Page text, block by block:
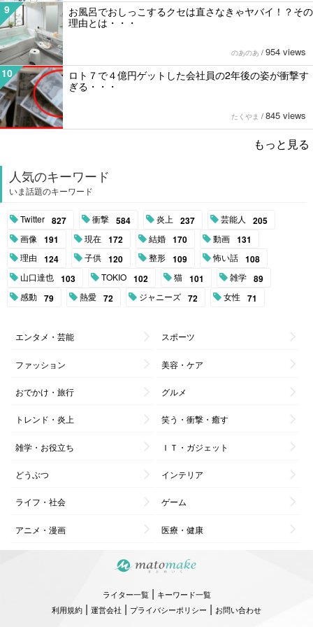
9
お風呂でおしっこするクセは直さなきゃヤバイ！？その
理由とは・・・
のあのあ / 954 views
10
ロト７で４億円ゲットした会社員の2年後の姿が衝撃す
ぎる・・・
たくやま / 845 views
もっと見る
人気のキーワード
いま話題のキーワード
Twitter 827 衝撃 584 炎上 237 芸能人 205
画像 191 現在 172 結婚 170 動画 131
理由 124 子供 120 整形 109 怖い話 108
山口達也 103 TOKIO 102 猫 101 雑学 89
感動 79 熱愛 72 ジャニーズ 72 女性 71
エンタメ・芸能 スポーツ
ファッション 美容・ケア
おでかけ・旅行 グルメ
トレンド・炎上 笑う・衝撃・癒す
雑学・お役立ち ＩＴ・ガジェット
どうぶつ インテリア
ライフ・社会 ゲーム
アニメ・漫画 医療・健康
ライター一覧| キーワード一覧
利用規約 | 運営会社 | プライバシーポリシー | お問い合わせ